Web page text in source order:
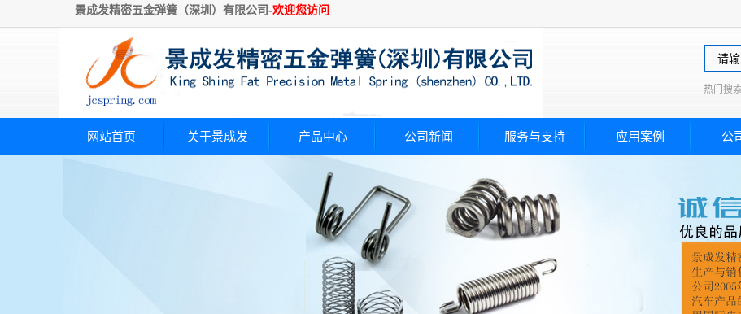
景成发精密五金弹簧（深圳）有限公司-欢迎您访问
热门搜
网站首页 关于景成发 产品中心 公司新闻 服务与支持 应用案例 公